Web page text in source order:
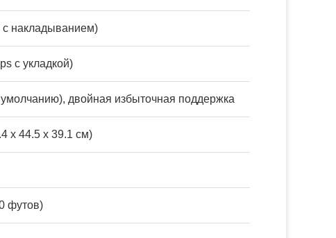
с накладыванием)
с укладкой)
двойная избыточная поддержка
x 44.5 x 39.1 см)
футов)